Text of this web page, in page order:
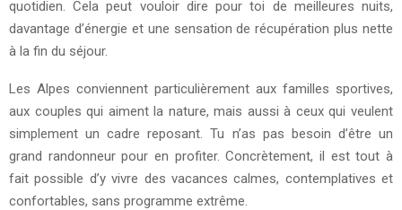
quotidien. Cela peut vouloir dire pour toi de meilleures nuits,
davantage d’énergie et une sensation de récupération plus nette
à la fin du séjour.
Les Alpes conviennent particulièrement aux familles sportives,
aux couples qui aiment la nature, mais aussi à ceux qui veulent
simplement un cadre reposant. Tu n’as pas besoin d’être un
grand randonneur pour en profiter. Concrètement, il est tout à
fait possible d’y vivre des vacances calmes, contemplatives et
confortables, sans programme extrême.